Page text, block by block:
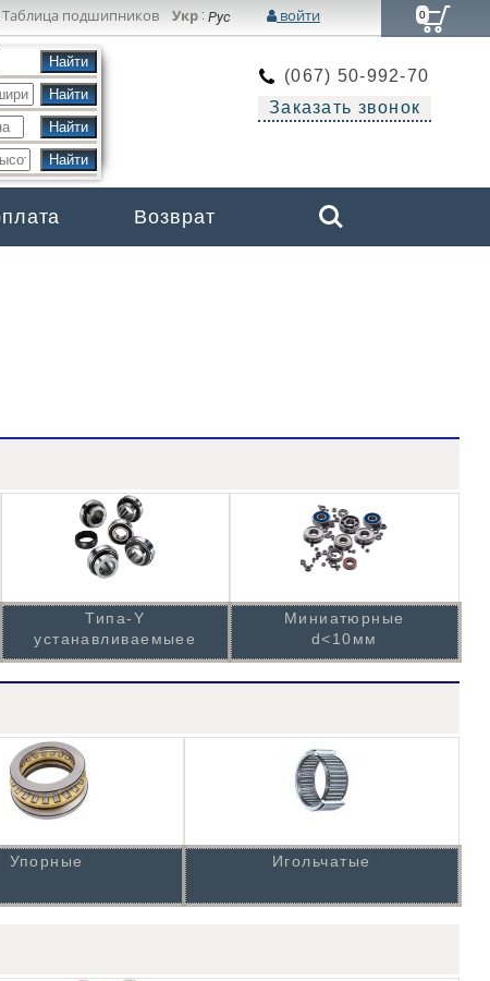
подшипников Укр: Рус войти
(067) 50-992-70
Заказать звонок
Возврат
Search
0
Типа-Y
устанавливаемыее
Миниатюрные
d<10мм
Упорные Игольчатые